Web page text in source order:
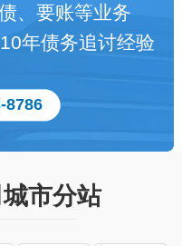
、要账等业务
年债务追讨经验
8786
市分站